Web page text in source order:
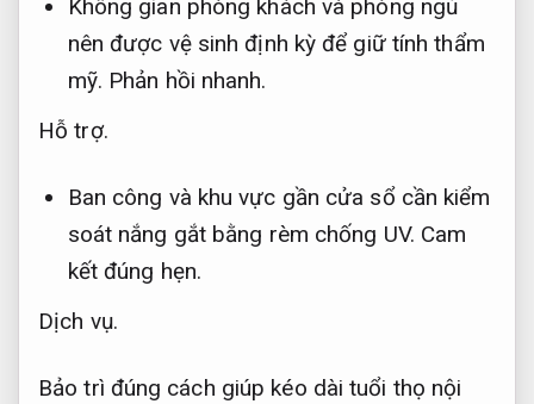
Không gian phòng khách và phòng ngủ
nên được vệ sinh định kỳ để giữ tính thẩm
mỹ. Phản hồi nhanh.
Hỗ trợ.
Ban công và khu vực gần cửa sổ cần kiểm
soát nắng gắt bằng rèm chống UV. Cam
kết đúng hẹn.
Dịch vụ.
Bảo trì đúng cách giúp kéo dài tuổi thọ nội